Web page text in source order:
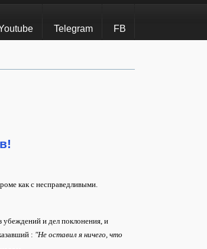
Telegram FB
как с несправедливыми.
убеждений и дел поклонения, и
: "Не оставил я ничего, что